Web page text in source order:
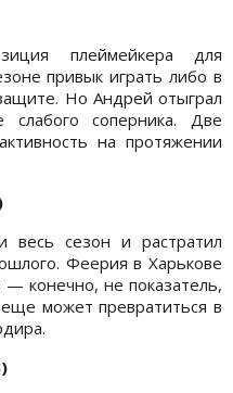
плеймейкера для
привык играть либо в
Но Андрей отыграл
соперника. Две
на протяжении
весь сезон и растратил
Феерия в Харькове
конечно, не показатель,
может превратиться в